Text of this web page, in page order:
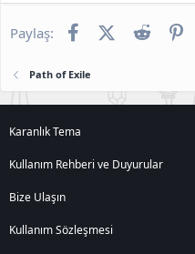
Paylaş: FacebookX (Twitter)
Reddit
Path of Exile
Karanlık Tema
Kullanım Rehberi ve Duyurular
Bize Ulaşın
Kullanım Sözleşmesi